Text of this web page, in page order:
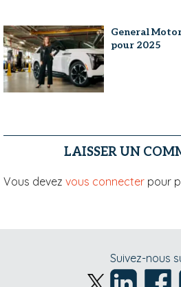
General
pour 2025
LAISSER UN
Vous devez vous connecter pour
Suivez-nous